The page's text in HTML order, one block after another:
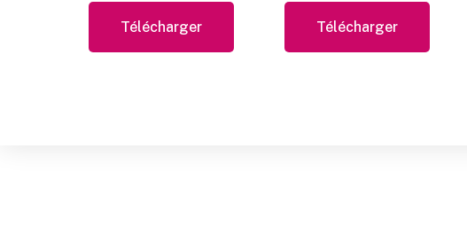
Télécharger Télécharger